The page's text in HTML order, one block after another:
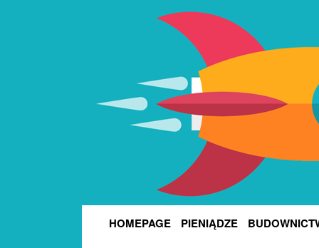
HOMEPAGE PIENIĄDZE